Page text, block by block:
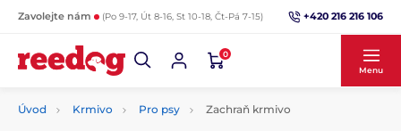
Zavolejte nám (Po 9-17, Út 8-16, St 10-18, Čt-Pá 7-15) +420 216 216 106
0
Menu
Úvod Krmivo Pro psy Zachraň krmivo